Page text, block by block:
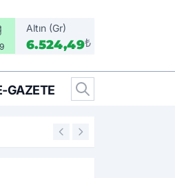
Altın (Gr)
6.524,49₺
GAZETE
16:05